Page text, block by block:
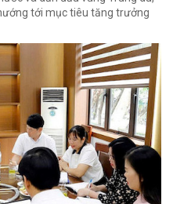
tới mục tiêu tăng trưởng